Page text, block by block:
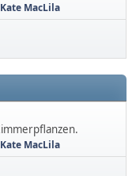
Kate MacLila
Kate MacLila